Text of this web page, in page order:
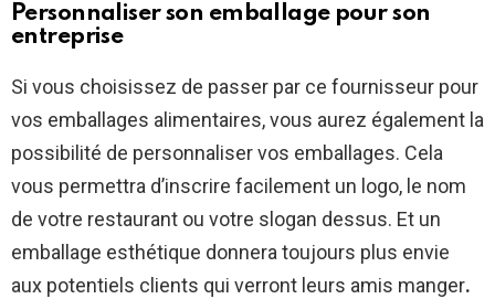
Personnaliser son emballage pour son
entreprise
Si vous choisissez de passer par ce fournisseur pour
vos emballages alimentaires, vous aurez également la
possibilité de personnaliser vos emballages. Cela
vous permettra d’inscrire facilement un logo, le nom
de votre restaurant ou votre slogan dessus. Et un
emballage esthétique donnera toujours plus envie
aux potentiels clients qui verront leurs amis manger.